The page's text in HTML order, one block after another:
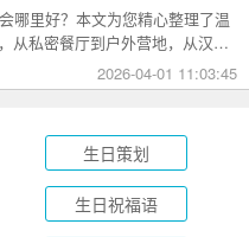
哪里好？本文为您精心整理了温
从私密餐厅到户外营地，从汉服
款适合您的孩子！2026-04-01 11:03:45
生日策划
生日祝福语